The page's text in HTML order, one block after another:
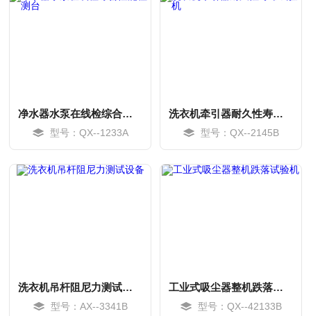
净水器水泵在线检综合性能检测台
型号：QX--1233A
洗衣机牵引器耐久性寿命试验机
型号：QX--2145B
洗衣机吊杆阻尼力测试设备
型号：AX--3341B
工业式吸尘器整机跌落试验机
型号：QX--42133B